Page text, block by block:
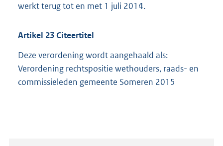
werkt terug tot en met 1 juli 2014.
Artikel 23Citeertitel
Deze verordening wordt aangehaald als:
Verordening rechtspositie wethouders, raads- en
commissieleden gemeente Someren 2015